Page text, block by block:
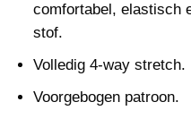
comfortabel, elastisch
stof.
Volledig 4-way stretch.
Voorgebogen patroon.